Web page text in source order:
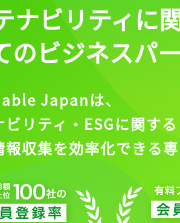
ナビリティに
のビジネスパ
Japanは、
リティ・ESGに関する
報収集を効率化できる